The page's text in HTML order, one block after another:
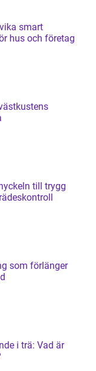
hus och företag
som förlänger
i trä: Vad är